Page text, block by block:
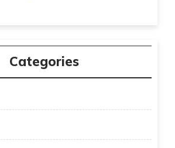
Categories